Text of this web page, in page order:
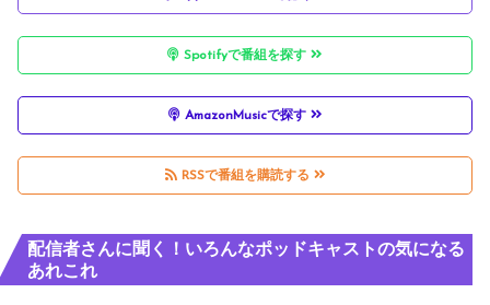
Spotifyで番組を探す
AmazonMusicで探す
RSSで番組を購読する
配信者さんに聞く！いろんなポッドキャストの気になる
あれこれ